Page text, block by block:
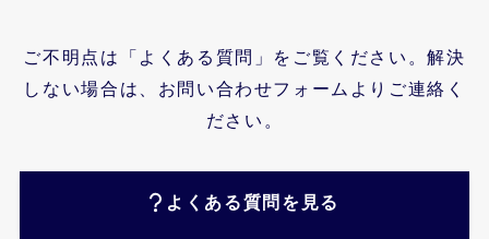
ご不明点は「よくある質問」をご覧ください。解決
しない場合は、お問い合わせフォームよりご連絡く
ださい。
よくある質問を見る